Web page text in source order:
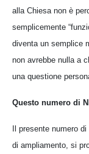
alla Chiesa non è
semplicemente
diventa un semplice
non avrebbe nulla a
una questione
Questo numero di
Il presente numero
di ampliamento, si